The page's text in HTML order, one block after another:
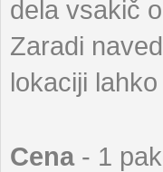
dela vsakič
Zaradi
lokaciji
Cena - 1